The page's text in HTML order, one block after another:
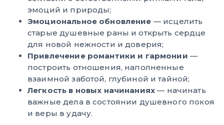
эмоций и природы;
Эмоциональное обновление — исцелить
старые душевные раны и открыть сердце
для новой нежности и доверия;
Привлечение романтики и гармонии —
построить отношения, наполненные
взаимной заботой, глубиной и тайной;
Легкость в новых начинаниях — начинать
важные дела в состоянии душевного покоя
и веры в удачу.